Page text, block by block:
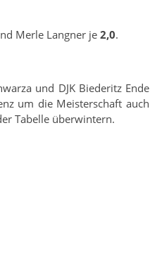
Merle Langner je2,0.
und DJK Biederitz Ende
um die Meisterschaft auch
Tabelle überwintern.